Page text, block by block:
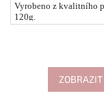
Vyrobeno z kvalitního
120g.
ZOBRAZIT